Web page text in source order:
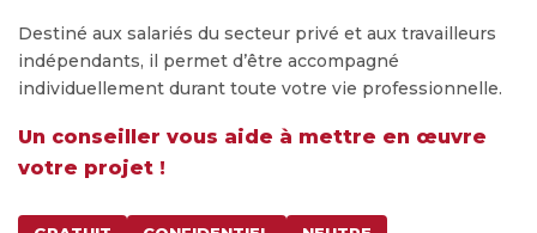
Destiné aux salariés du secteur privé et aux travailleurs
indépendants, il permet d’être accompagné
individuellement durant toute votre vie professionnelle.
Un conseiller vous aide à mettre en œuvre
votre projet !